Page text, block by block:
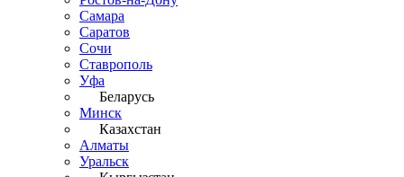
Самара
Саратов
Сочи
Ставрополь
Уфа
Беларусь
Минск
Казахстан
Алматы
Уральск